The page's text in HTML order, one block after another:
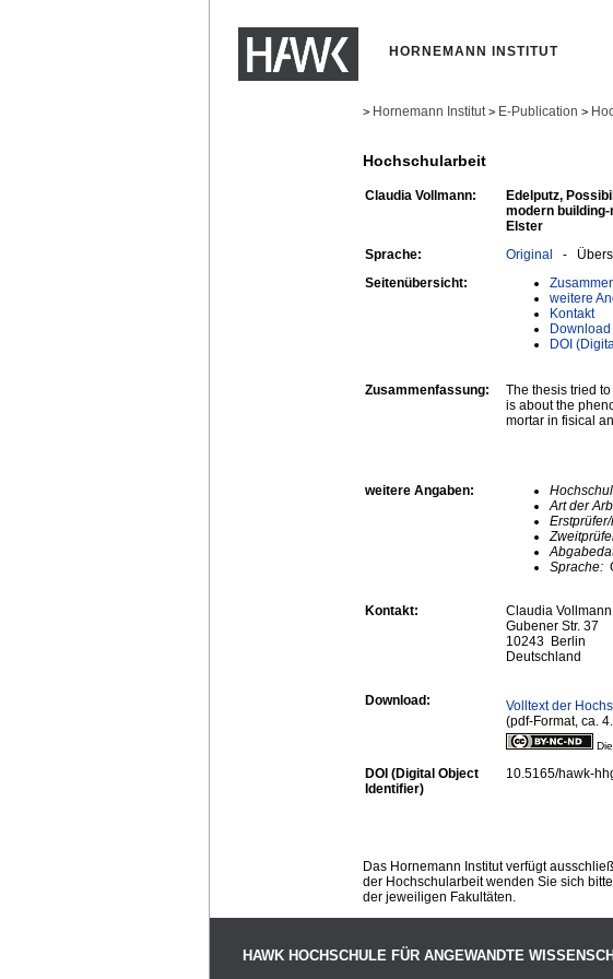
HORNEMANN INSTITUT
> Hornemann Institut > E-Publication >
Hochschularbeit
Claudia Vollmann:
Edelputz,
modern
Elster
Sprache: Original -
Seitenübersicht:
weitere
Kontakt
Download
DOI
Zusammenfassung:
The thesis tried
is about the
mortar in fisical
weitere Angaben:
Art der
Sprache:
Kontakt:
Claudia Vollmann
Gubener Str. 37
10243 Berlin
Deutschland
Download:
Volltext der
(pdf-Format, ca.
DOI (Digital Object
Identifier)
10.5165/hawk-
Das Hornemann Institut verfügt
der Hochschularbeit wenden Sie sich
der jeweiligen Fakultäten.
HAWK HOCHSCHULE FÜR ANGEWANDTE